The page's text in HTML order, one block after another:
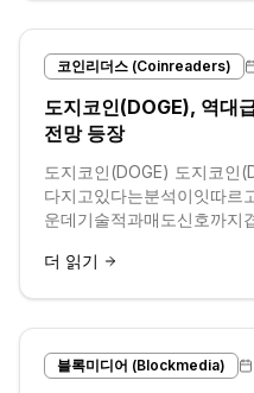
코인리더스 (Coinreaders)
도지코인(DOGE), 역대
전망 등장
도지코인(DOGE) 도지코인
다지고있다는분석이잇따르
운데기술적과매도신호까지
더 읽기
블록미디어 (Blockmedia)